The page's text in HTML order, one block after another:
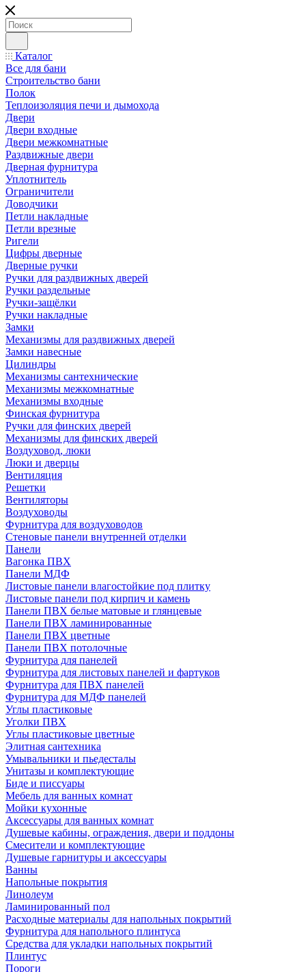
Каталог
Все для бани
Строительство бани
Полок
Теплоизоляция печи и дымохода
Двери
Двери входные
Двери межкомнатные
Раздвижные двери
Дверная фурнитура
Уплотнитель
Ограничители
Доводчики
Петли накладные
Петли врезные
Ригели
Цифры дверные
Дверные ручки
Ручки для раздвижных дверей
Ручки раздельные
Ручки-защёлки
Ручки накладные
Замки
Механизмы для раздвижных дверей
Замки навесные
Цилиндры
Механизмы сантехнические
Механизмы межкомнатные
Механизмы входные
Финская фурнитура
Ручки для финских дверей
Механизмы для финских дверей
Воздуховод, люки
Люки и дверцы
Вентиляция
Решетки
Вентиляторы
Воздуховоды
Фурнитура для воздуховодов
Стеновые панели внутренней отделки
Панели
Вагонка ПВХ
Панели МДФ
Листовые панели влагостойкие под плитку
Листовые панели под кирпич и камень
Панели ПВХ белые матовые и глянцевые
Панели ПВХ ламинированные
Панели ПВХ цветные
Панели ПВХ потолочные
Фурнитура для панелей
Фурнитура для листовых панелей и фартуков
Фурнитура для ПВХ панелей
Фурнитура для МДФ панелей
Углы пластиковые
Уголки ПВХ
Углы пластиковые цветные
Элитная сантехника
Умывальники и пьедесталы
Унитазы и комплектующие
Биде и писсуары
Мебель для ванных комнат
Мойки кухонные
Аксессуары для ванных комнат
Душевые кабины, ограждения, двери и поддоны
Смесители и комплектующие
Душевые гарнитуры и аксессуары
Ванны
Напольные покрытия
Линолеум
Ламинированный пол
Расходные материалы для напольных покрытий
Фурнитура для напольного плинтуса
Средства для укладки напольных покрытий
Плинтус
Пороги